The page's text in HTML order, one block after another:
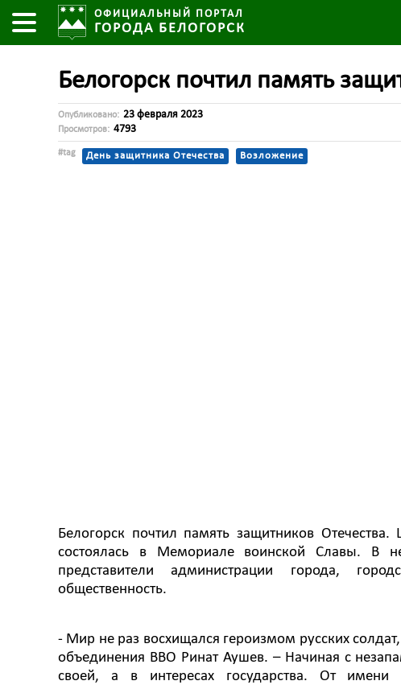
ОФИЦИАЛЬНЫЙ ПОРТАЛ
ГОРОДА БЕЛОГОРСК
Белогорск почтил память
Опубликовано: 23 февраля 2023
Просмотров: 4793
#tag День защитника Отечества Возложение
Белогорск почтил память защитников
состоялась в Мемориале воинской Славы. В
представители администрации города,
общественность.
- Мир не раз восхищался героизмом русских
объединения ВВО Ринат Аушев. – Начиная с
своей, а в интересах государства. От имени